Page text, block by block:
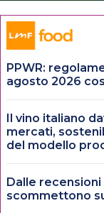
PPWR:
agosto 2026
Il vino italiano
mercati,
del modello
Dalle
scommettono